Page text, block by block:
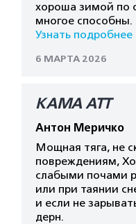
хороша зимой по
многое способны.
Узнать подробнее
6 МАРТА 2026
КАМА АТТ
Антон Меричко
Мощная тяга, не
повреждениям,
слабыми почами
или при таянии
и если не
дерн.